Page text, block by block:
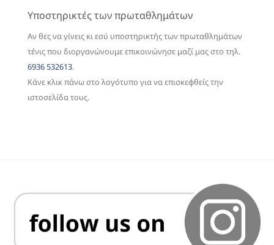
Υποστηρικτές των πρωταθλημάτων
Αν θες να γίνεις κι εσύ υποστηρικτής των πρωταθλημάτων
τένις που διοργανώνουμε επικοινώνησε μαζί μας στο τηλ.
6936 532613.
Κάνε κλικ πάνω στο λογότυπο για να επισκεφθείς την
ιστοσελίδα τους.